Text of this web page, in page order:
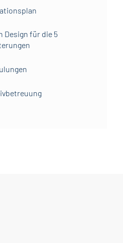
Design für die 5